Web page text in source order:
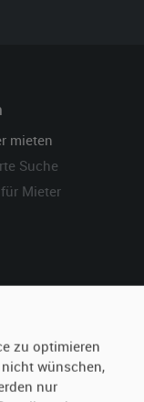
mieten
Suche
Mieter
zu optimieren
wünschen,
nur